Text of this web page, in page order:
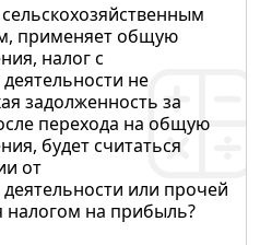
применяет общую
налог с
не
задолженность за
перехода на общую
будет считаться
от
или прочей
налогом на прибыль?